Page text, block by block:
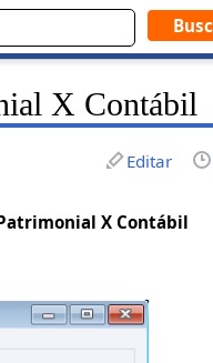
X Contábil
Editar
X Contábil